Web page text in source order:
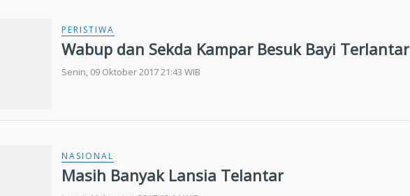
PERISTIWA
Wabup dan Sekda Kampar Besuk Bayi Terlantar
Senin, 09 Oktober 2017 21:43 WIB
NASIONAL
Masih Banyak Lansia Telantar